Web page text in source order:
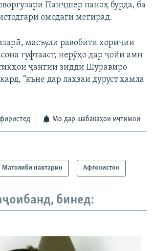
Панҷшер паноҳ бурда, ба
омодагӣ мегирад.
масъули равобити хориҷии
гуфтааст, нерӯҳо дар ҷойи амн
ҷангии зидди Шӯравиро
“яъне дар лаҳзаи дуруст ҳамла
Мо дар шабакаҳои иҷтимоӣ
Матолиби навтарин Афғонистон
бинед: